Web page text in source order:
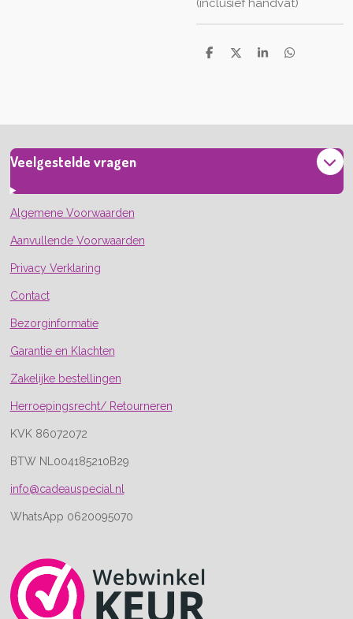
(inclusief handvat)
D
D
S
D
Veelgestelde vragen
Algemene Voorwaarden
Aanvullende Voorwaarden
Privacy Verklaring
Contact
Bezorginformatie
Garantie en Klachten
Zakelijke bestellingen
Herroepingsrecht/ Retourneren
KVK 86072072
BTW NL004185210B29
info@cadeauspecial.nl
WhatsApp 0620095070